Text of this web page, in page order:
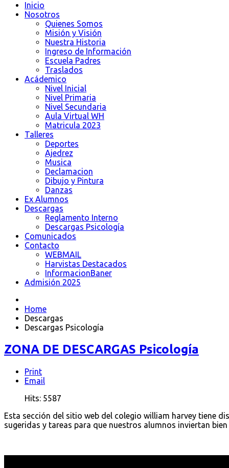
Inicio
Nosotros
Quienes Somos
Misión y Visión
Nuestra Historia
Ingreso de Información
Escuela Padres
Traslados
Acádemico
Nivel Inicial
Nivel Primaria
Nivel Secundaria
Aula Virtual WH
Matricula 2023
Talleres
Deportes
Ajedrez
Musica
Declamacion
Dibujo y Pintura
Danzas
Ex Alumnos
Descargas
Reglamento Interno
Descargas Psicología
Comunicados
Contacto
WEBMAIL
Harvistas Destacados
InformacionBaner
Admisión 2025
Home
Descargas
Descargas Psicología
ZONA DE DESCARGAS Psicología
Print
Email
Hits: 5587
Esta sección del sitio web del colegio william harvey tiene
sugeridas y tareas para que nuestros alumnos inviertan